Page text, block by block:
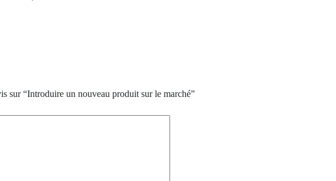
sur “Introduire un nouveau produit sur le marché”